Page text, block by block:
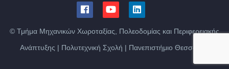
© Τμήμα Μηχανικών Χωροταξίας, Πολεοδομίας και Περιφερειακής
Ανάπτυξης | Πολυτεχνική Σχολή | Πανεπιστήμιο Θεσσαλίας